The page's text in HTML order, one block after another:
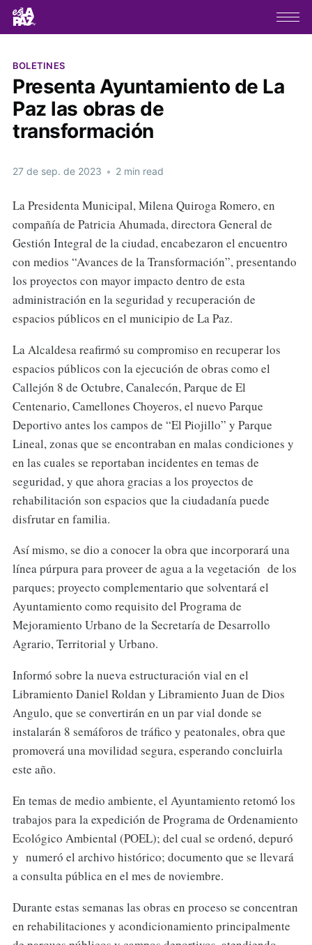
BOLETINES
Presenta Ayuntamiento de La
Paz las obras de
transformación
27 de sep. de 2023 • 2 min read
La Presidenta Municipal, Milena Quiroga Romero, en
compañía de Patricia Ahumada, directora General de
Gestión Integral de la ciudad, encabezaron el encuentro
con medios “Avances de la Transformación”, presentando
los proyectos con mayor impacto dentro de esta
administración en la seguridad y recuperación de
espacios públicos en el municipio de La Paz.
La Alcaldesa reafirmó su compromiso en recuperar los
espacios públicos con la ejecución de obras como el
Callejón 8 de Octubre, Canalecón, Parque de El
Centenario, Camellones Choyeros, el nuevo Parque
Deportivo antes los campos de “El Piojillo” y Parque
Lineal, zonas que se encontraban en malas condiciones y
en las cuales se reportaban incidentes en temas de
seguridad, y que ahora gracias a los proyectos de
rehabilitación son espacios que la ciudadanía puede
disfrutar en familia.
Así mismo, se dio a conocer la obra que incorporará una
línea púrpura para proveer de agua a la vegetación de los
parques; proyecto complementario que solventará el
Ayuntamiento como requisito del Programa de
Mejoramiento Urbano de la Secretaría de Desarrollo
Agrario, Territorial y Urbano.
Informó sobre la nueva estructuración vial en el
Libramiento Daniel Roldan y Libramiento Juan de Dios
Angulo, que se convertirán en un par vial donde se
instalarán 8 semáforos de tráfico y peatonales, obra que
promoverá una movilidad segura, esperando concluirla
este año.
En temas de medio ambiente, el Ayuntamiento retomó los
trabajos para la expedición de Programa de Ordenamiento
Ecológico Ambiental (POEL); del cual se ordenó, depuró
y numeró el archivo histórico; documento que se llevará
a consulta pública en el mes de noviembre.
Durante estas semanas las obras en proceso se concentran
en rehabilitaciones y acondicionamiento principalmente